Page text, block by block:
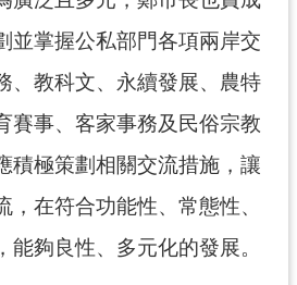
並掌握公私部門各項兩岸交
、教科文、永續發展、農特
賽事、客家事務及民俗宗教
積極策劃相關交流措施，讓
在符合功能性、常態性、
夠良性、多元化的發展。